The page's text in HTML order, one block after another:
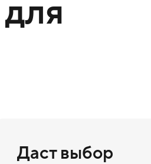
Даст выбор